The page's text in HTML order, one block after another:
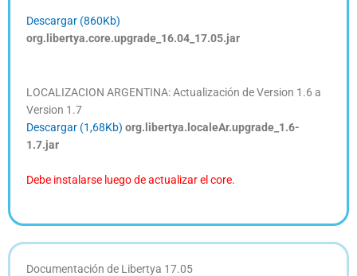
Descargar (860Kb)
org.libertya.core.upgrade_16.04_17.05.jar
LOCALIZACION ARGENTINA: Actualización de Version 1.6 a
Version 1.7
Descargar (1,68Kb) org.libertya.localeAr.upgrade_1.6-
1.7.jar
Debe instalarse luego de actualizar el core.
Documentación de Libertya 17.05